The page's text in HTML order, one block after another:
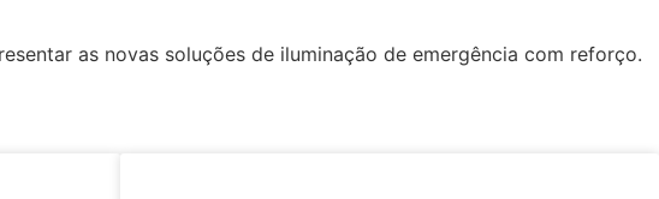
as novas soluções de iluminação de emergência com reforço.